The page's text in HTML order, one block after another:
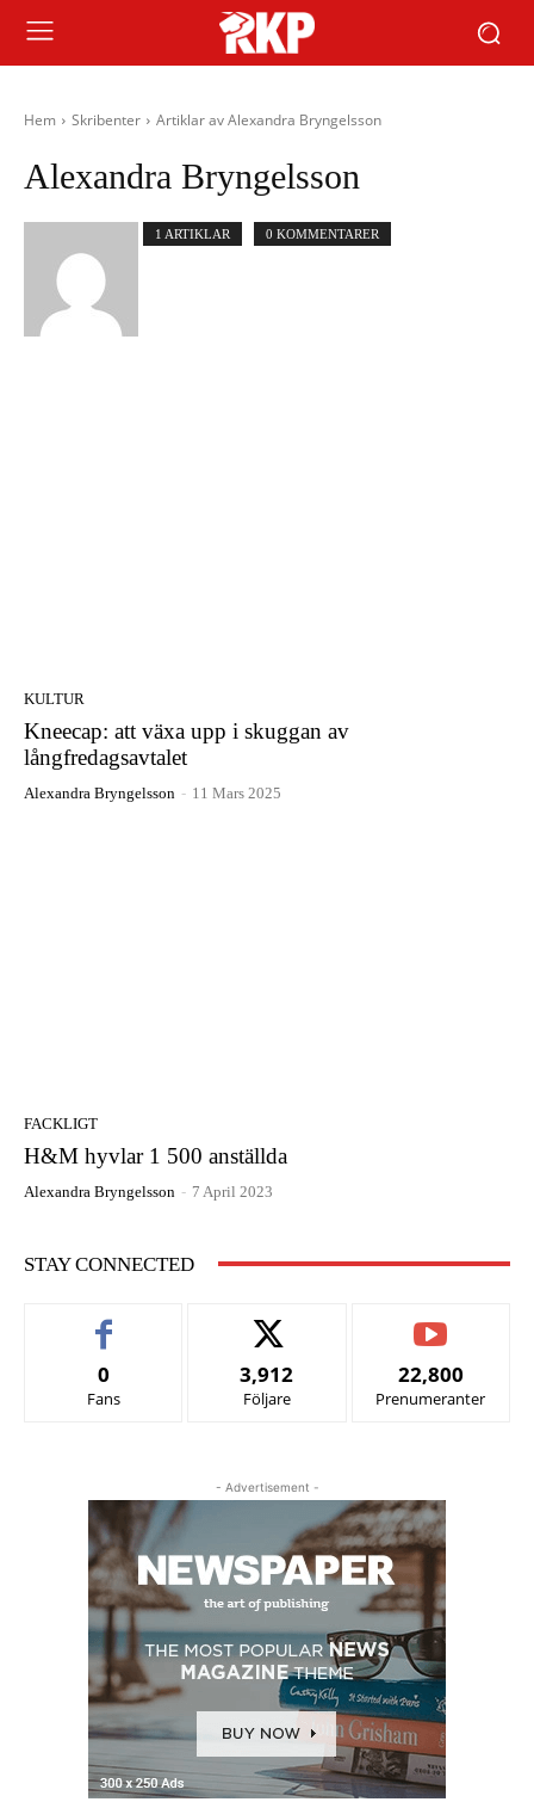
Hem Skribenter Artiklar av Alexandra Bryngelsson
Alexandra Bryngelsson
1 ARTIKLAR 0 KOMMENTARER
KULTUR
Kneecap: att växa upp i skuggan av
långfredagsavtalet
Alexandra Bryngelsson - 11 Mars 2025
FACKLIGT
H&M hyvlar 1 500 anställda
Alexandra Bryngelsson - 7 April 2023
STAY CONNECTED
0
Fans
3,912
Följare
22,800
Prenumeranter
- Advertisement -